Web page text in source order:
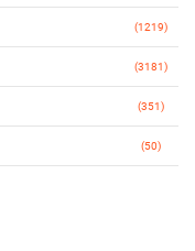
(1219)
(3181)
(351)
(50)